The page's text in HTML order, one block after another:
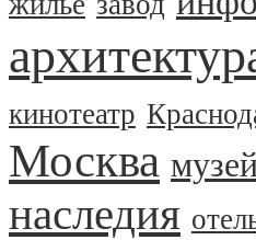
кинотеатр
Москва
наследия